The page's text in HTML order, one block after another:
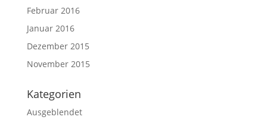
Februar 2016
Januar 2016
Dezember 2015
November 2015
Kategorien
Ausgeblendet